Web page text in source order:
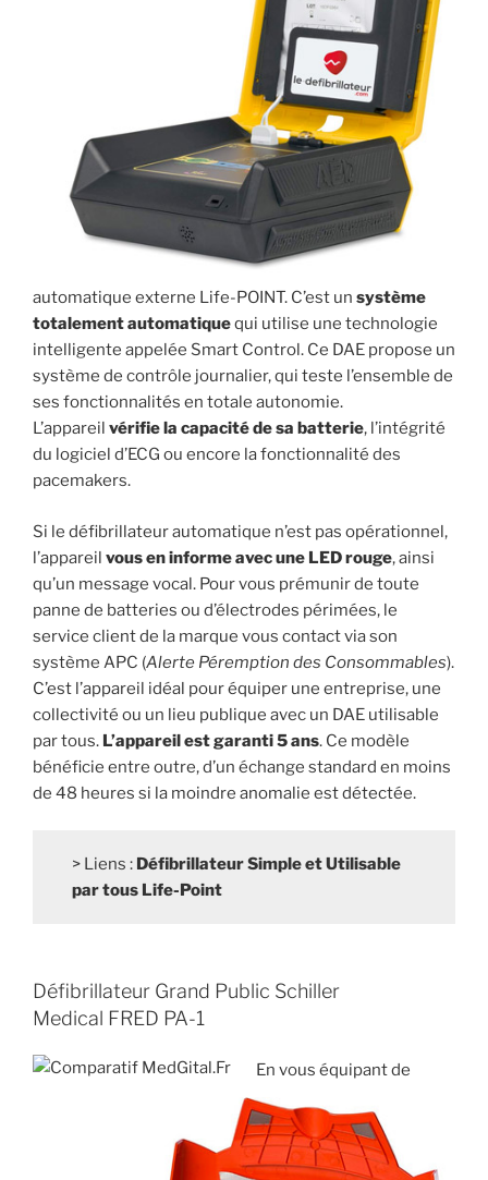
automatique externe Life-POINT. C’est un système
totalement automatiquequi utilise une technologie
intelligente appelée Smart Control. Ce DAE propose un
système de contrôle journalier, qui teste l’ensemble de
ses fonctionnalités en totale autonomie.
L’appareil vérifie la capacité de sa batterie, l’intégrité
du logiciel d’ECG ou encore la fonctionnalité des
pacemakers.
Si le défibrillateur automatique n’est pas opérationnel,
l’appareil vous en informe avec une LED rouge, ainsi
qu’un message vocal. Pour vous prémunir de toute
panne de batteries ou d’électrodes périmées, le
service client de la marque vous contact via son
système APC (Alerte Péremption des Consommables).
C’est l’appareil idéal pour équiper une entreprise, une
collectivité ou un lieu publique avec un DAE utilisable
par tous. L’appareil est garanti 5 ans. Ce modèle
bénéficie entre outre, d’un échange standard en moins
de 48 heures si la moindre anomalie est détectée.
> Liens : Défibrillateur Simple et Utilisable
par tous Life-Point
Défibrillateur Grand Public Schiller
Medical FRED PA-1
En vous équipant de